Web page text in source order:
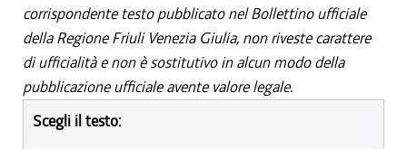
corrispondente testo pubblicato nel Bollettino ufficiale
della Regione Friuli Venezia Giulia, non riveste carattere
di ufficialità e non è sostitutivo in alcun modo della
pubblicazione ufficiale avente valore legale.
Scegli il testo: